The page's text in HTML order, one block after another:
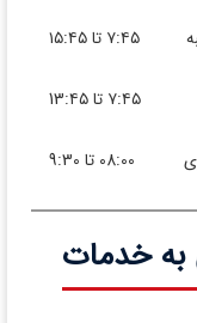
۷:۴۵ تا ۱۵:۴۵
۷:۴۵ تا 13:۴۵
08:00 تا 9:30
خدمات